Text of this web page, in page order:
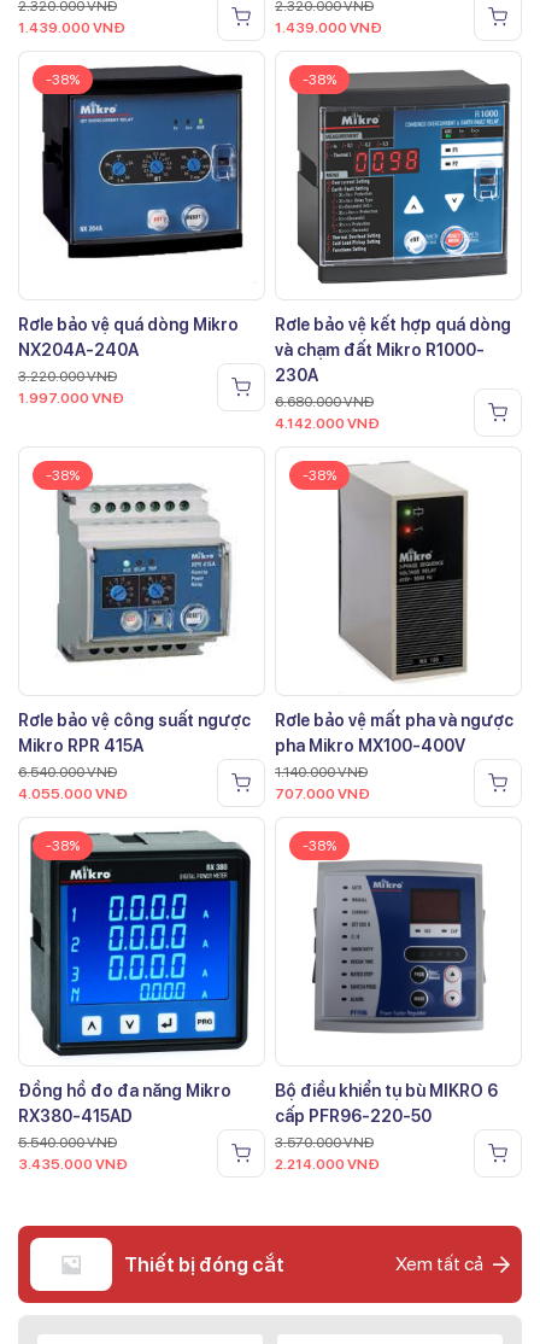
2.320.000VNĐ
1.439.000 VNĐ
2.320.000VNĐ
1.439.000 VNĐ
-38%
Rơle bảo vệ quá dòng Mikro
NX204A-240A
3.220.000VNĐ
1.997.000 VNĐ
-38%
Rơle bảo vệ kết hợp quá dòng
và chạm đất Mikro R1000-
230A
6.680.000VNĐ
4.142.000 VNĐ
-38%
Rơle bảo vệ công suất ngược
Mikro RPR 415A
6.540.000VNĐ
4.055.000 VNĐ
-38%
Rơle bảo vệ mất pha và ngược
pha Mikro MX100-400V
1.140.000VNĐ
707.000 VNĐ
-38%
Đồng hồ đo đa năng Mikro
RX380-415AD
5.540.000VNĐ
3.435.000 VNĐ
-38%
Bộ điều khiển tụ bù MIKRO 6
cấp PFR96-220-50
3.570.000VNĐ
2.214.000 VNĐ
Thiết bị đóng cắt Xem tất cả